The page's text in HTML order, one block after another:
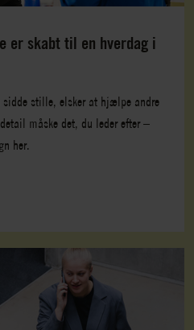
er skabt til en hverdag i
sidde stille, elsker at hjælpe andre
måske det, du leder efter –
her.